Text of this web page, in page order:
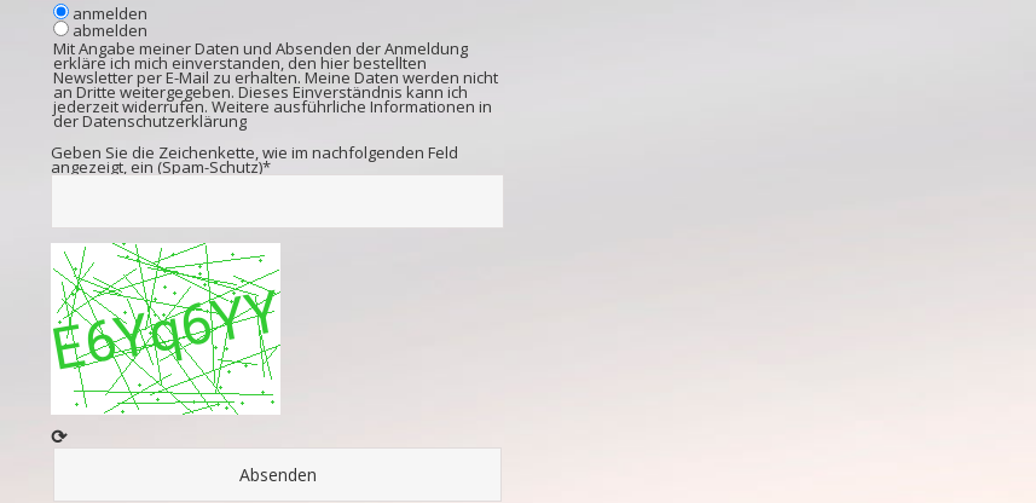
anmelden
abmelden
Mit Angabe meiner Daten und Absenden der Anmeldung
erkläre ich mich einverstanden, den hier bestellten
Newsletter per E-Mail zu erhalten. Meine Daten werden nicht
an Dritte weitergegeben. Dieses Einverständnis kann ich
jederzeit widerrufen. Weitere ausführliche Informationen in
der Datenschutzerklärung
Geben Sie die Zeichenkette, wie im nachfolgenden Feld
angezeigt, ein (Spam-Schutz)*
⟳